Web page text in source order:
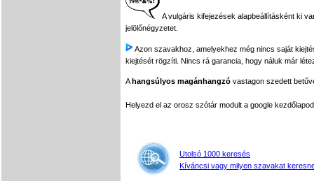
A vulgáris kifejezések alapbeállításként ki
jelölőnégyzetet.
Azon szavakhoz, amelyekhez még nincs saját
kiejtését rögzíti. Nincs rá garancia, hogy náluk már
Ahangsúlyos magánhangzó vastagon szedett
Helyezd el az orosz szótár modult a google
Utolsó 1000 keresés
Kíváncsi vagy milyen szavakat